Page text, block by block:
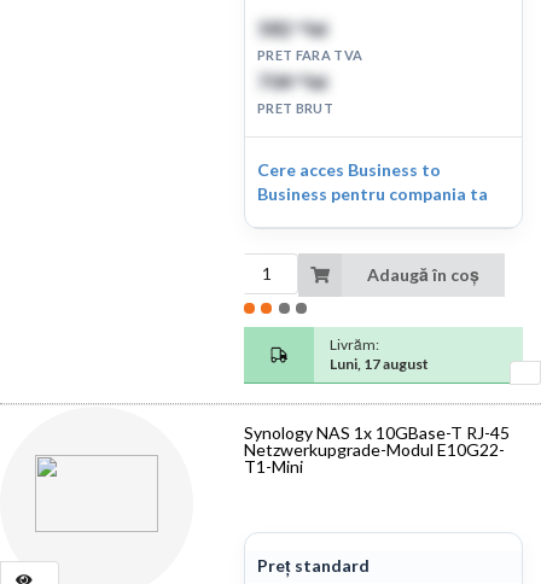
582 lei
PRET FARA TVA
704 lei
PRET BRUT
Cere acces Business to
Business pentru compania ta
Adaugă în coș
Livrăm:
Luni, 17 august
Synology NAS 1x 10GBase-T RJ-45
Netzwerkupgrade-Modul E10G22-
T1-Mini
Preț standard